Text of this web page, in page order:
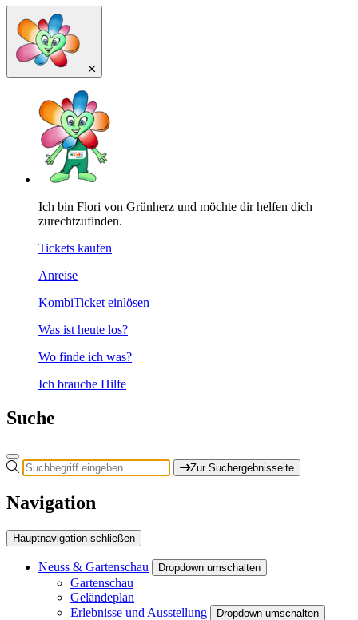
Ich bin Flori von Grünherz und möchte dir helfen dich
zurechtzufinden.
Tickets kaufen
Anreise
KombiTicket einlösen
Was ist heute los?
Wo finde ich was?
Ich brauche Hilfe
Suche
Zur Suchergebnisseite
Navigation
Hauptnavigation schließen
Neuss & Gartenschau Dropdown umschalten
Gartenschau
Geländeplan
Erlebnisse und Ausstellung
Dropdown umschalten